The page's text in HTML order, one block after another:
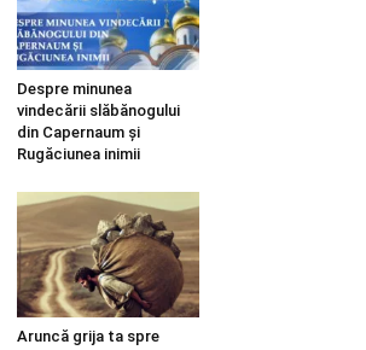
Despre minunea
vindecării slăbănogului
din Capernaum și
Rugăciunea inimii
Aruncă grija ta spre